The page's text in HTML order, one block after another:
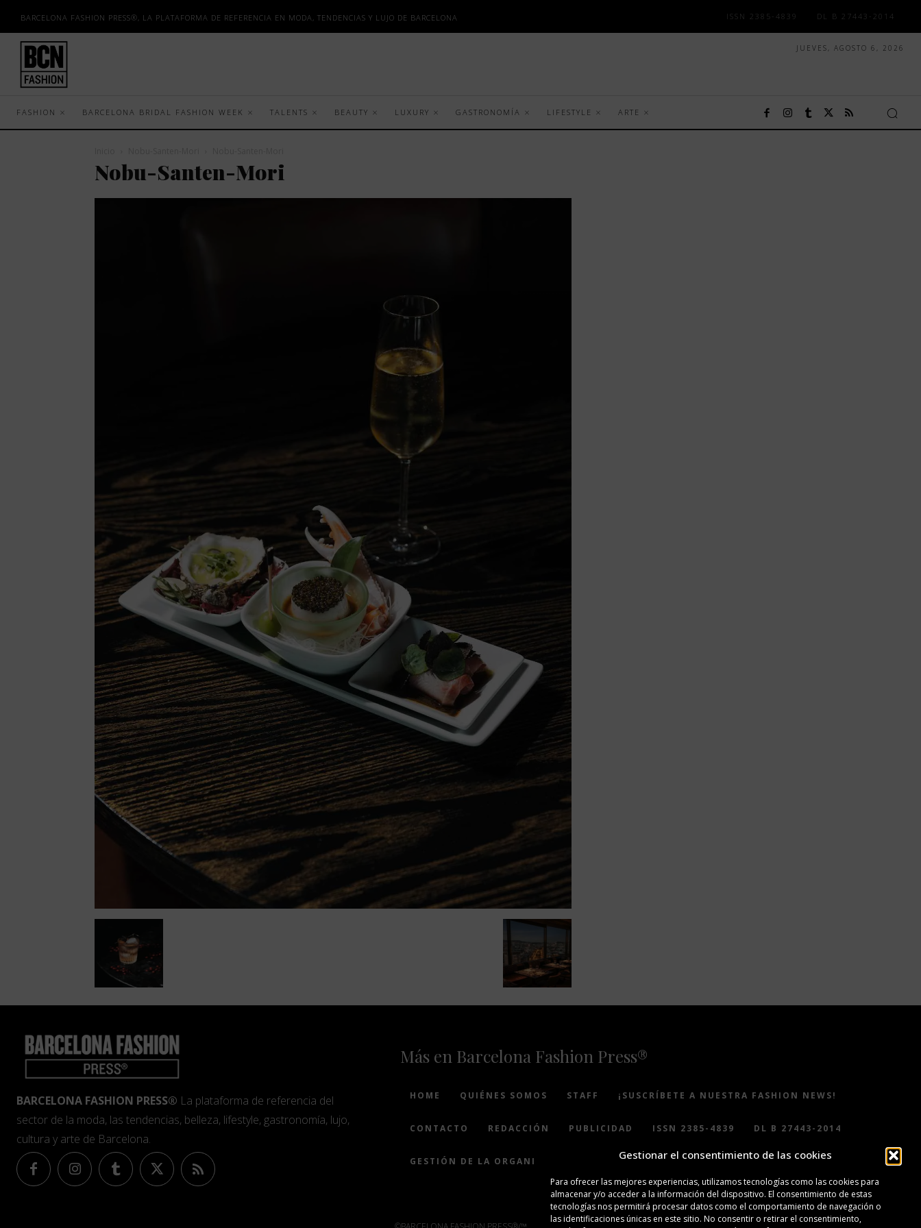
Gestionar el consentimiento de las cookies
Para ofrecer las mejores experiencias, utilizamos tecnologías como las cookies para
almacenar y/o acceder a la información del dispositivo. El consentimiento de estas
tecnologías nos permitirá procesar datos como el comportamiento de navegación o
las identificaciones únicas en este sitio. No consentir o retirar el consentimiento,
BARCELONA FASHION PRESS®, LA PLATAFORMA DE REFERENCIA EN MODA, TENDENCIAS Y LUJO DE BARCELONA ISSN 2385-4839 DL B 27443-2014
JUEVES, AGOSTO 6, 2026
FASHION BARCELONA BRIDAL FASHION WEEK TALENTS BEAUTY LUXURY GASTRONOMÍA LIFESTYLE ARTE
Nobu-Santen-Mori
BARCELONA FASHION PRESS® La plataforma de referencia del
sector de la moda, las tendencias, belleza, lifestyle, gastronomía, lujo,
cultura y arte de Barcelona.
Más en Barcelona Fashion Press®
HOME QUIÉNES SOMOS STAFF ¡SUSCRÍBETE A NUESTRA FASHION NEWS!
CONTACTO REDACCIÓN PUBLICIDAD ISSN 2385-4839 DL B 27443-2014
GESTIÓN DE LA ORGANIZACIÓN